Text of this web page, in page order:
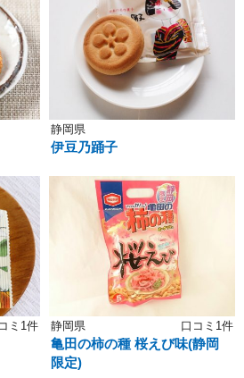
静岡県
伊豆乃踊子
ミ1件 静岡県 口コミ1件
亀田の柿の種 桜えび味(静岡
限定)